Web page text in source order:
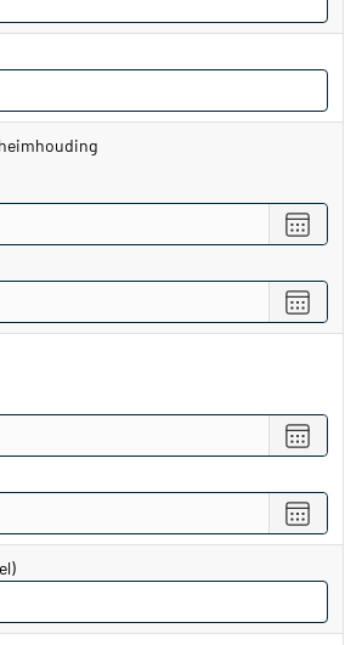
een
vanaf
een
met
een
vanaf
een
tot
met